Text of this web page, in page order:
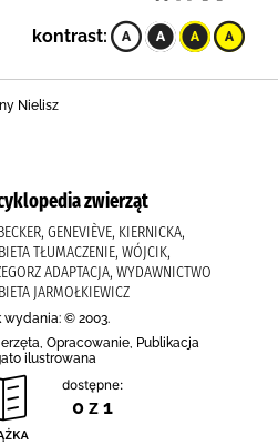
kontrast:
Nielisz
zwierząt
GENEVIÈVE, KIERNICKA,
TŁUMACZENIE, WÓJCIK,
ADAPTACJA, WYDAWNICTWO
JARMOŁKIEWICZ
wydania: © 2003.
Opracowanie, Publikacja
ilustrowana
dostępne:
0 z 1